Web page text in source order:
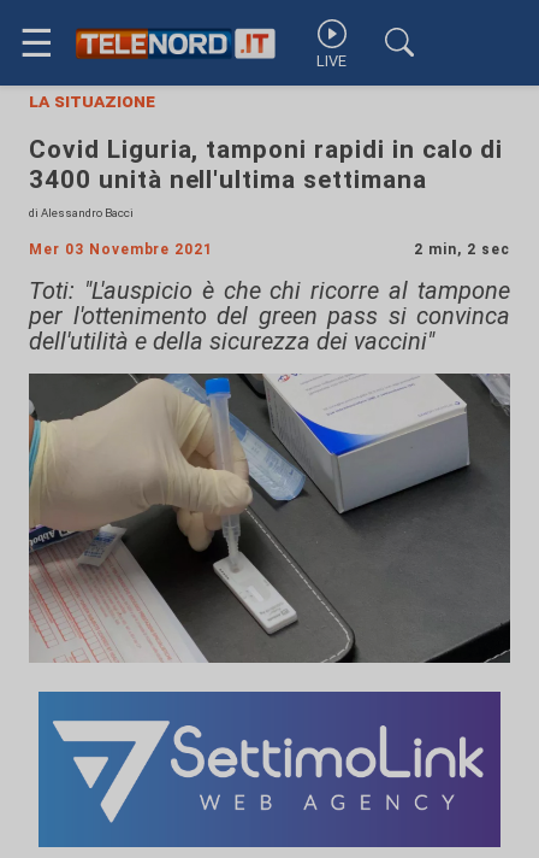
☰ LIVE
la situazione
Covid Liguria, tamponi rapidi in calo di
3400 unità nell'ultima settimana
di Alessandro Bacci
Mer 03 Novembre 2021 2 min, 2 sec
Toti: "L'auspicio è che chi ricorre al tampone
per l'ottenimento del green pass si convinca
dell'utilità e della sicurezza dei vaccini"